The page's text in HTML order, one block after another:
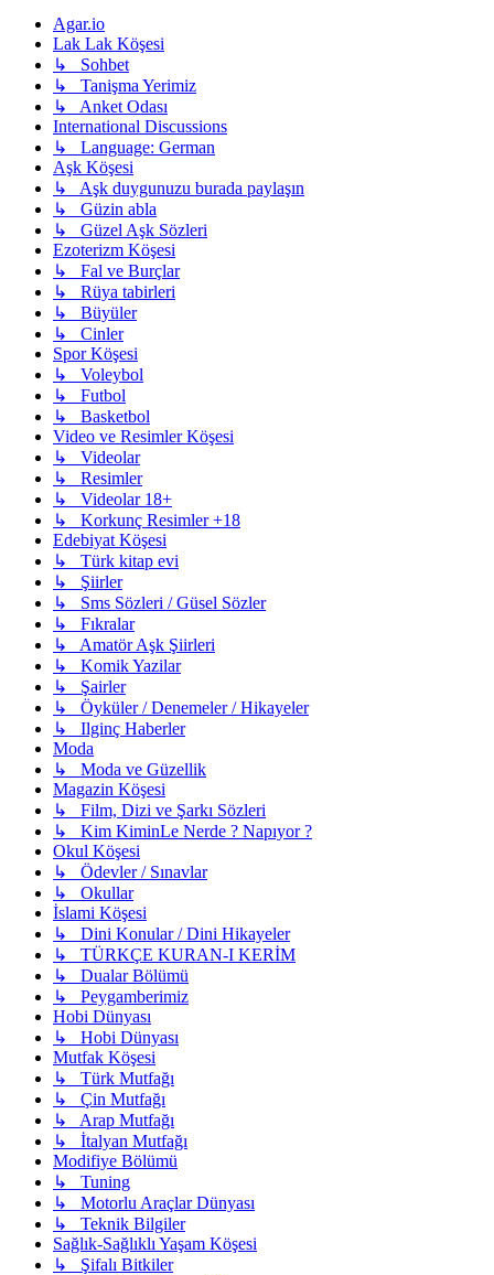
Agar.io
Lak Lak Köşesi
↳ Sohbet
↳ Tanişma Yerimiz
↳ Anket Odası
International Discussions
↳ Language: German
Aşk Köşesi
↳ Aşk duygunuzu burada paylaşın
↳ Güzin abla
↳ Güzel Aşk Sözleri
Ezoterizm Köşesi
↳ Fal ve Burçlar
↳ Rüya tabirleri
↳ Büyüler
↳ Cinler
Spor Köşesi
↳ Voleybol
↳ Futbol
↳ Basketbol
Video ve Resimler Köşesi
↳ Videolar
↳ Resimler
↳ Videolar 18+
↳ Korkunç Resimler +18
Edebiyat Köşesi
↳ Türk kitap evi
↳ Şiirler
↳ Sms Sözleri / Güsel Sözler
↳ Fıkralar
↳ Amatör Aşk Şiirleri
↳ Komik Yazilar
↳ Şairler
↳ Öyküler / Denemeler / Hikayeler
↳ Ilginç Haberler
Moda
↳ Moda ve Güzellik
Magazin Köşesi
↳ Film, Dizi ve Şarkı Sözleri
↳ Kim KiminLe Nerde ? Napıyor ?
Okul Köşesi
↳ Ödevler / Sınavlar
↳ Okullar
İslami Köşesi
↳ Dini Konular / Dini Hikayeler
↳ TÜRKÇE KURAN-I KERİM
↳ Dualar Bölümü
↳ Peygamberimiz
Hobi Dünyası
↳ Hobi Dünyası
Mutfak Köşesi
↳ Türk Mutfağı
↳ Çin Mutfağı
↳ Arap Mutfağı
↳ İtalyan Mutfağı
Modifiye Bölümü
↳ Tuning
↳ Motorlu Araçlar Dünyası
↳ Teknik Bilgiler
Sağlık-Sağlıklı Yaşam Köşesi
↳ Şifalı Bitkiler